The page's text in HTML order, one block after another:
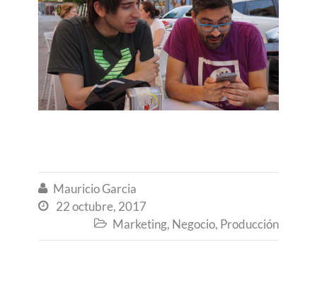
 Mauricio Garcia
 22 octubre, 2017
 Marketing, Negocio, Producción